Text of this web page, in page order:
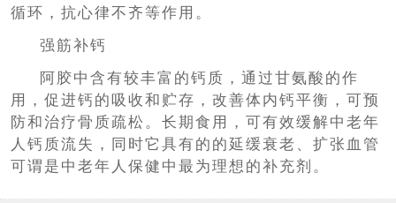
循环，抗心律不齐等作用。
强筋补钙
阿胶中含有较丰富的钙质，通过甘氨酸的作
用，促进钙的吸收和贮存，改善体内钙平衡，可预
防和治疗骨质疏松。长期食用，可有效缓解中老年
人钙质流失，同时它具有的的延缓衰老、扩张血管
可谓是中老年人保健中最为理想的补充剂。